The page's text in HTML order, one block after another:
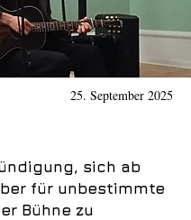
25. September 2025
sich ab
für unbestimmte
Bühne zu